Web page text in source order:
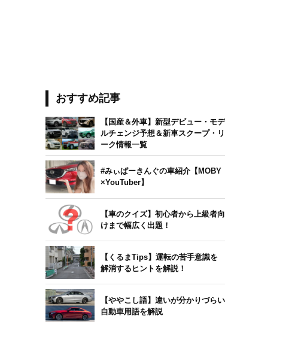
おすすめ記事
【国産＆外車】新型デビュー・モデ
ルチェンジ予想＆新車スクープ・リ
ーク情報一覧
#みぃぱーきんぐの車紹介【MOBY
×YouTuber】
【車のクイズ】初心者から上級者向
けまで幅広く出題！
【くるまTips】運転の苦手意識を
解消するヒントを解説！
【ややこし語】違いが分かりづらい
自動車用語を解説